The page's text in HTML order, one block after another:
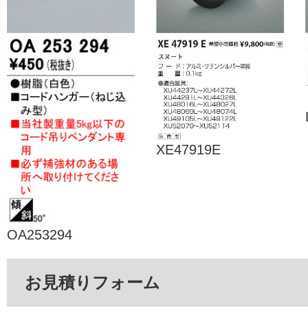
OA253294
XE47919E
お見積りフォーム